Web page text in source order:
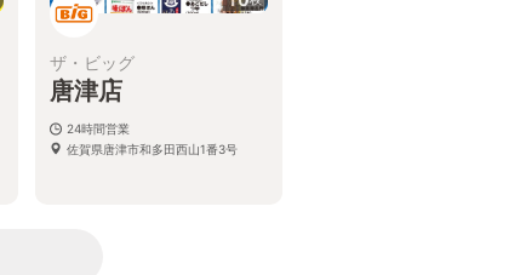
ザ・ビッグ
唐津店
24時間営業
佐賀県唐津市和多田西山1番3号